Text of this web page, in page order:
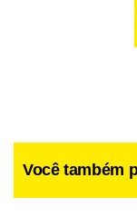
Você também